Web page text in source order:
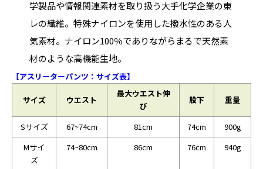
学製品や情報関連素材を取り扱う大手化学企業の東
レの繊維。特殊ナイロンを使用した撥水性のある人
気素材。ナイロン100％でありながらまるで天然素
材のような高機能生地。
【アスリーターパンツ：サイズ表】
サイズ ウエスト
最大ウエスト伸
び
股下 重量
Sサイズ 67~74cm 81cm 74cm
900g
Mサイ
ズ
74~80cm 86cm 76cm 940g